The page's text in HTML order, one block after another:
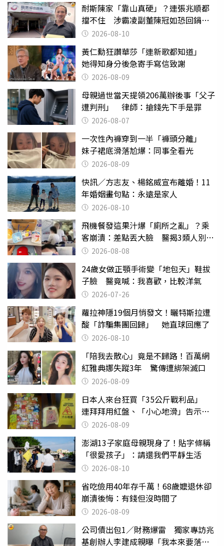
耐斯陳家「靠山真硬」？連張兆順都
擋不住 涉霸凌副董陳冠如恐回鍋國
票證2026-08-10
黃仁勳狂讚華莎「連新歌都知道」
她得知身分後急寄手寫信致謝
2026-08-09
母親過世當天提領206萬辦後事「父子
遭判刑」 律師：搶錢先下手是罪
2026-08-07
一次性內褲穿到一半「褲頭分離」
妹子裙底滑落尬爆：同事全看光
2026-08-09
快訊／方志友、楊銘威宣布離婚！11
年婚姻畫句點：永遠是家人
2026-08-10
飛機餐發這果汁爆「廁所之亂」？乘
客崩潰：差點丟大臉 醫揭3類人別亂
喝 2026-08-08
24歲女做正顎手術變「地包天」鞋拔
子臉 醫竟喊：我喜歡，比較洋氣
2026-07-26
蘿拉神隱19個月悄發文！曬特斯拉遭
酸「詐騙集團回歸」 她直球回應了
2026-08-10
「陪我去散心」竟是不歸路！百萬網
紅雅典娜失蹤3年 驚傳遭綁架滅口
2026-08-09
日本人來台狂買「35公斤戰利品」
連拜拜用紅盤、「小心地滑」告示牌
也帶回家
2026-08-09
澎湖13子家庭母親現身了！貼字條稱
「很愛孩子」：請還我們平靜生活
2026-08-10
省吃儉用40年存千萬！68歲嬤退休卻
崩潰後悔：有錢但沒時間了
2026-08-09
公司債出包1／財務爆雷 獨家專訪兆
基創辦人李建成親曝「我本來要落